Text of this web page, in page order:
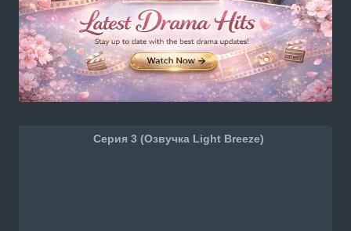
Серия 3 (Озвучка Light Breeze)